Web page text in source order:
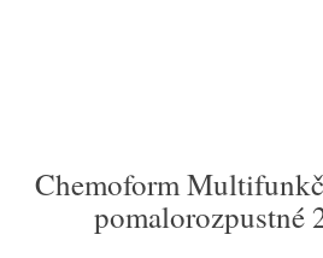
Chemoform
pomalorozpustné